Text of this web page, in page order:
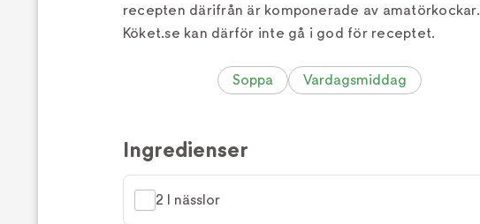
recepten därifrån är komponerade av amatörkockar.
Köket.se kan därför inte gå i god för receptet.
Soppa Vardagsmiddag
Ingredienser
2 l nässlor